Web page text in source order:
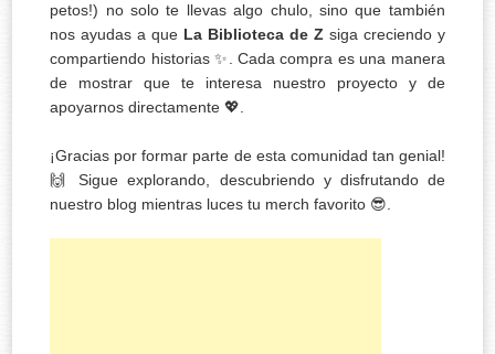
petos!) no solo te llevas algo chulo, sino que también
nos ayudas a que La Biblioteca de Z siga creciendo y
compartiendo historias ✨. Cada compra es una manera
de mostrar que te interesa nuestro proyecto y de
apoyarnos directamente 💖.
¡Gracias por formar parte de esta comunidad tan genial!
🙌 Sigue explorando, descubriendo y disfrutando de
nuestro blog mientras luces tu merch favorito 😎.